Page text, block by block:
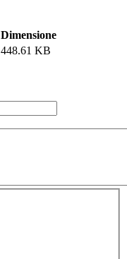
Dimensione
448.61 KB